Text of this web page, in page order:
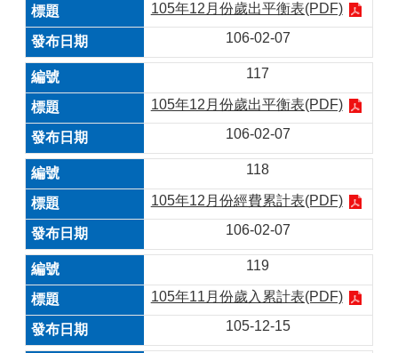
105年12月份歲出平衡表(PDF)
106-02-07
117
105年12月份歲出平衡表(PDF)
106-02-07
118
105年12月份經費累計表(PDF)
106-02-07
119
105年11月份歲入累計表(PDF)
105-12-15